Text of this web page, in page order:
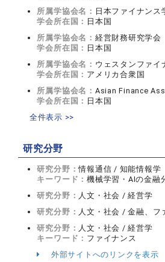
所属学協会名： 日本ファイナンス
学会所在国： 日本国
所属学協会名： 経営財務研究学会
学会所在国： 日本国
所属学協会名： ウェスタンファイ
学会所在国： アメリカ合衆国
所属学協会名： Asian Finance
学会所在国： 日本国
全件表示 >>
研究分野
研究分野：情報通信 / 知能情報学
キーワード：機械学習・AIの金融
研究分野： 人文・社会 / 経営学
研究分野： 人文・社会 / 金融、フ
研究分野： 人文・社会 / 経営学
キーワード： ファイナンス
外部サイトへのリンクを表示